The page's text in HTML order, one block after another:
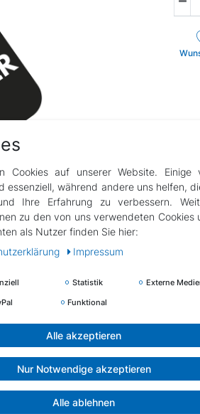
Hersteller
für die Stränge zu Ihrer
Cookies auf unserer Website. Einige
essenziell, während andere uns helfen,
Ihre Erfahrung zu verbessern.
zu den von uns verwendeten Cookies
als Nutzer finden Sie hier:
Impressum
Statistik
Externe
Funktional
Alle akzeptieren
Nur Notwendige akzeptieren
Alle ablehnen